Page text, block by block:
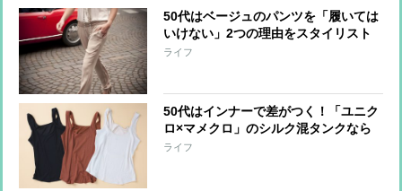
50代はベージュのパンツを「履いては
いけない」2つの理由をスタイリスト
が解説
ライフ
50代はインナーで差がつく！「ユニク
ロ×マメクロ」のシルク混タンクなら
1500円で洗練された胸元に
ライフ